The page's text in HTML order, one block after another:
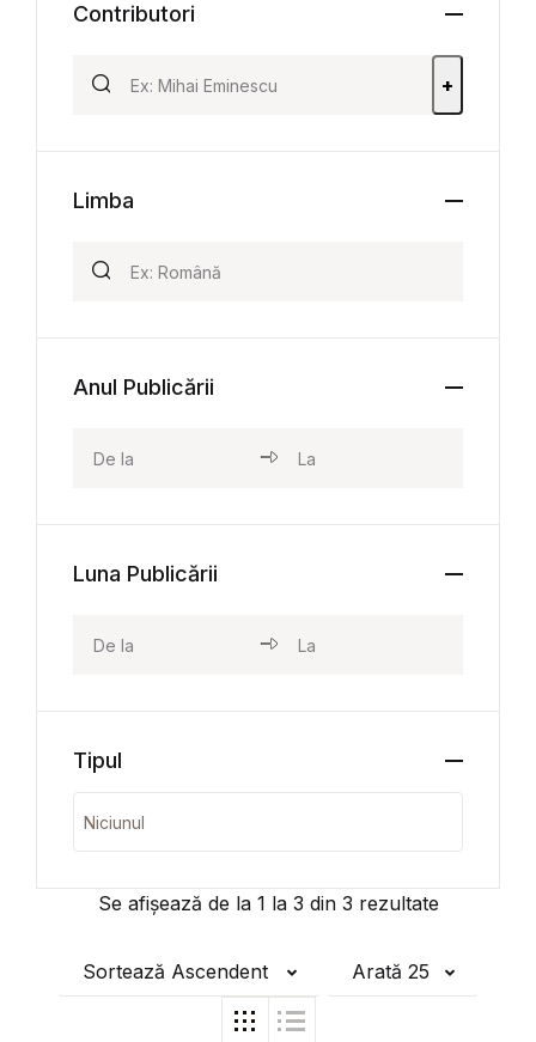
Se afișează de la 1 la 3 din 3 rezultate
Sortează Ascendent Arată 25
Contributori
+
Limba
Anul Publicării
Luna Publicării
Tipul